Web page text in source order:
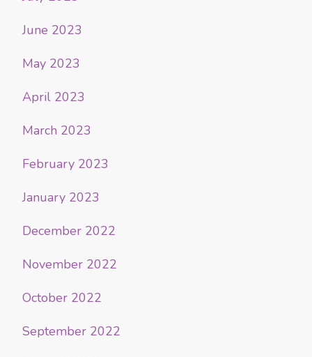
June 2023
May 2023
April 2023
March 2023
February 2023
January 2023
December 2022
November 2022
October 2022
September 2022